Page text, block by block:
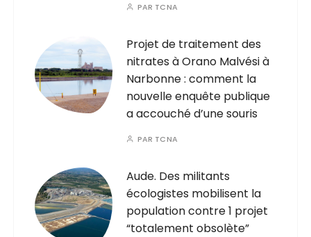
PAR TCNA
Projet de traitement des
nitrates à Orano Malvési à
Narbonne : comment la
nouvelle enquête publique
a accouché d’une souris
PAR TCNA
Aude. Des militants
écologistes mobilisent la
population contre 1 projet
“totalement obsolète”